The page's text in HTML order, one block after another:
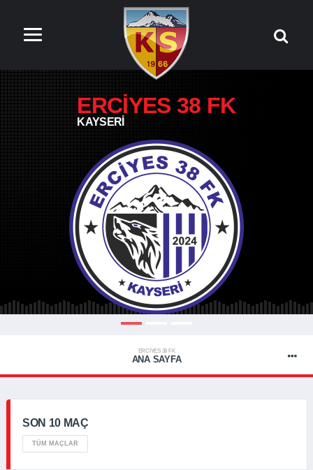
ERCİYES 38 FK
KAYSERİ
ERCİYES 38 FK
ANA SAYFA
SON 10 MAÇ
TÜM MAÇLAR